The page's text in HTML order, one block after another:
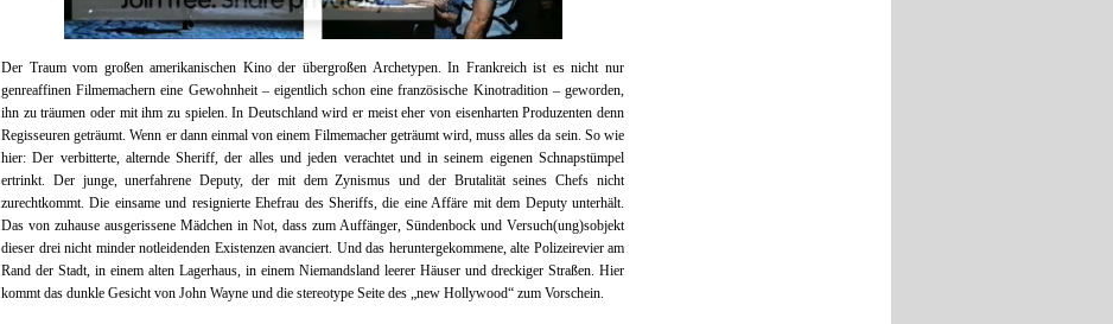
Der Traum vom großen amerikanischen Kino der übergroßen Archetypen. In Frankreich ist es nicht nur
genreaffinen Filmemachern eine Gewohnheit – eigentlich schon eine französische Kinotradition – geworden,
ihn zu träumen oder mit ihm zu spielen. In Deutschland wird er meist eher von eisenharten Produzenten denn
Regisseuren geträumt. Wenn er dann einmal von einem Filmemacher geträumt wird, muss alles da sein. So wie
hier: Der verbitterte, alternde Sheriff, der alles und jeden verachtet und in seinem eigenen Schnapstümpel
ertrinkt. Der junge, unerfahrene Deputy, der mit dem Zynismus und der Brutalität seines Chefs nicht
zurechtkommt. Die einsame und resignierte Ehefrau des Sheriffs, die eine Affäre mit dem Deputy unterhält.
Das von zuhause ausgerissene Mädchen in Not, dass zum Auffänger, Sündenbock und Versuch(ung)sobjekt
dieser drei nicht minder notleidenden Existenzen avanciert. Und das heruntergekommene, alte Polizeirevier am
Rand der Stadt, in einem alten Lagerhaus, in einem Niemandsland leerer Häuser und dreckiger Straßen. Hier
kommt das dunkle Gesicht von John Wayne und die stereotype Seite des „new Hollywood“ zum Vorschein.